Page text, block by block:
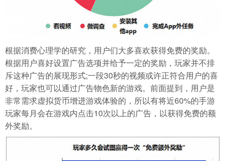
根据消费心理学的研究，用户们大多喜欢获得免费的奖励。
根据用户喜好设置广告选项并给予一定的奖励，玩家并不排
斥这种广告的展现形式;一段30秒的视频或许正符合用户的喜
好，玩家也可以通过广告物色新的游戏。前面提到，用户是
非常需求虚拟货币增进游戏体验的，所以有将近60%的手游
玩家每月会在游戏内点击10次以上的广告，以获得免费的额
外奖励。